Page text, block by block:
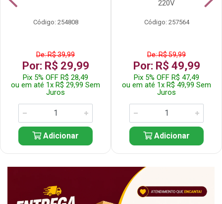
Código: 254808
De: R$ 39,99
Por: R$ 29,99
Pix 5% OFF R$ 28,49
ou em até 1x R$ 29,99 Sem
Juros
Adicionar
220V
Código: 257564
De: R$ 59,99
Por: R$ 49,99
Pix 5% OFF R$ 47,49
ou em até 1x R$ 49,99 Sem
Juros
Adicionar